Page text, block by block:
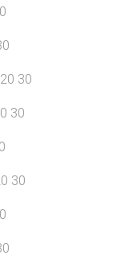
30
30
30